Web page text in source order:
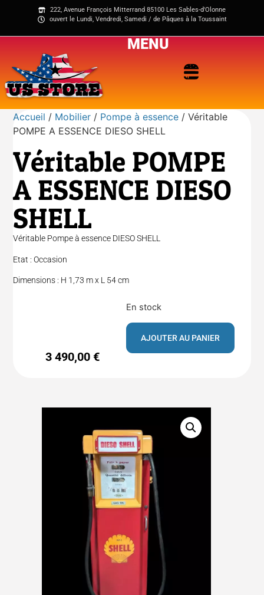
222, Avenue François Mitterrand 85100 Les Sables-d'Olonne
ouvert le Lundi, Vendredi, Samedi / de Pâques à la Toussaint
MENU
Accueil / Mobilier / Pompe à essence / Véritable
POMPE A ESSENCE DIESO SHELL
Véritable POMPE
A ESSENCE DIESO
SHELL
Véritable Pompe à essence DIESO SHELL
Etat : Occasion
Dimensions : H 1,73 m x L 54 cm
3 490,00€
En stock
AJOUTER AU PANIER